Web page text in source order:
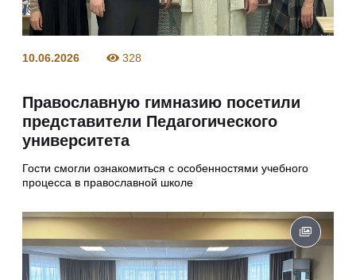
10.06.2026 328
Православную гимназию посетили
представители Педагогического
университета
Гости смогли ознакомиться с особенностями учебного
процесса в православной школе